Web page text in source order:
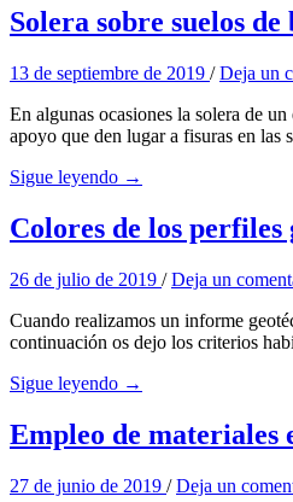
Solera sobre suelos
13 de septiembre de 2019 /Deja un
En algunas ocasiones la solera de
apoyo que den lugar a fisuras en
Sigue leyendo →
Colores de los perfiles
26 de julio de 2019 /Deja un
Cuando realizamos un informe
continuación os dejo los criterios
Sigue leyendo →
Empleo de materiales
27 de junio de 2019 /Deja un